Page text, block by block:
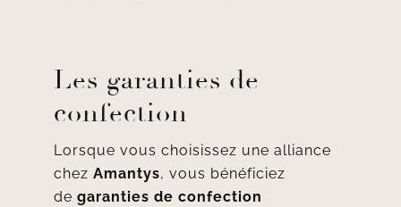
Les garanties de
confection
Lorsque vous choisissez une alliance
chez Amantys, vous bénéficiez
de garanties de confection